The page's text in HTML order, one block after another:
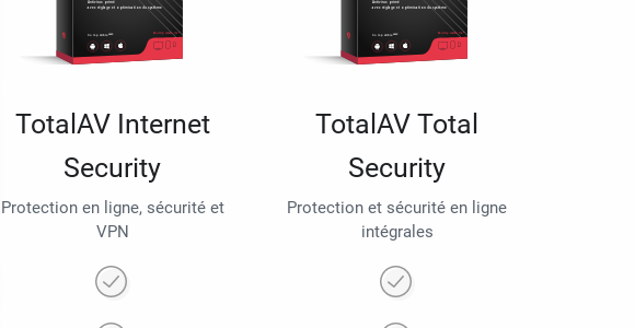
TotalAV Internet
Security
Protection en ligne, sécurité et
VPN
TotalAV Total
Security
Protection et sécurité en ligne
intégrales